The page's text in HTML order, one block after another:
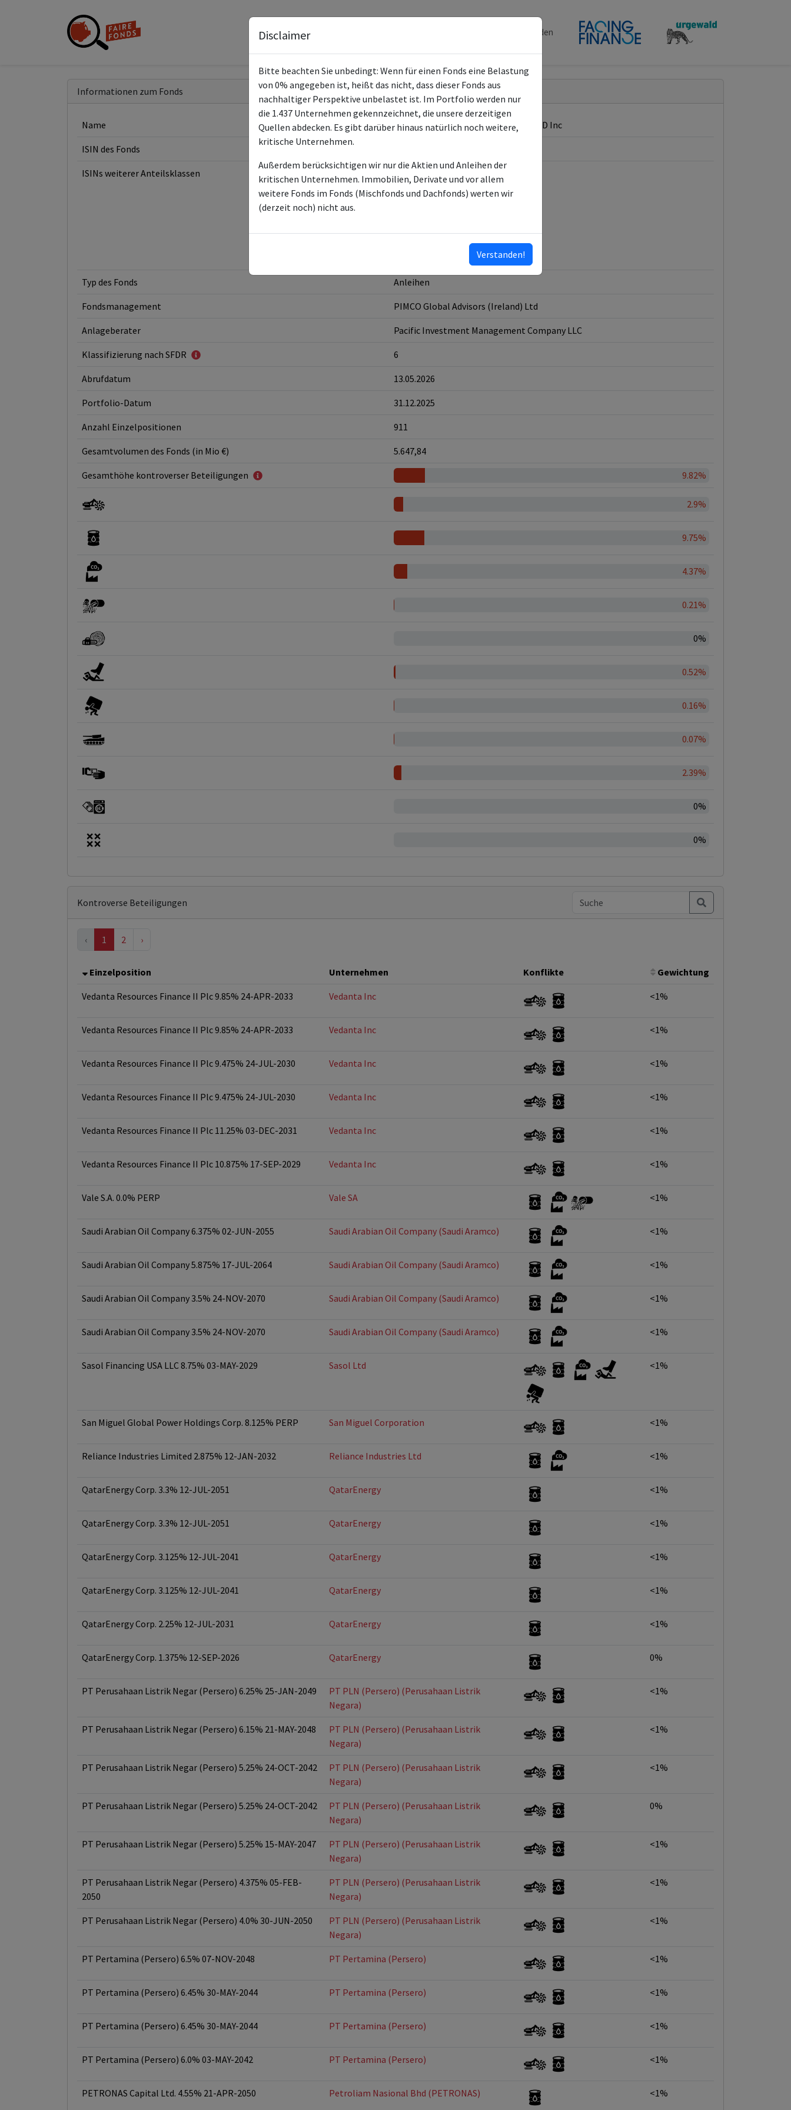
Fonds Spenden
Informationen zum Fonds
Name PIMCO GIS Emerging Mkts Bd E Cl USD Inc
ISIN des Fonds
ISINs weiterer Anteilsklassen
IE0030759975
IE0030760205
IE000B523GJ7
ISINs ausklappen
Typ des Fonds Anleihen
Fondsmanagement PIMCO Global Advisors (Ireland) Ltd
Anlageberater Pacific Investment Management Company LLC
Klassifizierung nach SFDR 6
Abrufdatum 13.05.2026
Portfolio-Datum 31.12.2025
Anzahl Einzelpositionen 911
Gesamtvolumen des Fonds (in Mio €) 5.647,84
Gesamthöhe kontroverser Beteiligungen 9.82%
2.9%
9.75%
4.37%
0.21%
0%
0.52%
0.16%
0.07%
2.39%
0%
0%
Kontroverse Beteiligungen
‹ 1 2 ›
Einzelposition Unternehmen Konflikte Gewichtung
Vedanta Resources Finance II Plc 9.85% 24-APR-2033 Vedanta Inc <1%
Vedanta Resources Finance II Plc 9.85% 24-APR-2033 Vedanta Inc <1%
Vedanta Resources Finance II Plc 9.475% 24-JUL-2030 Vedanta Inc <1%
Vedanta Resources Finance II Plc 9.475% 24-JUL-2030 Vedanta Inc <1%
Vedanta Resources Finance II Plc 11.25% 03-DEC-2031 Vedanta Inc <1%
Vedanta Resources Finance II Plc 10.875% 17-SEP-2029 Vedanta Inc <1%
Vale S.A. 0.0% PERP Vale SA <1%
Saudi Arabian Oil Company 6.375% 02-JUN-2055 Saudi Arabian Oil Company (Saudi Aramco) <1%
Saudi Arabian Oil Company 5.875% 17-JUL-2064 Saudi Arabian Oil Company (Saudi Aramco) <1%
Saudi Arabian Oil Company 3.5% 24-NOV-2070 Saudi Arabian Oil Company (Saudi Aramco) <1%
Saudi Arabian Oil Company 3.5% 24-NOV-2070 Saudi Arabian Oil Company (Saudi Aramco) <1%
Sasol Financing USA LLC 8.75% 03-MAY-2029 Sasol Ltd <1%
San Miguel Global Power Holdings Corp. 8.125% PERP San Miguel Corporation <1%
Reliance Industries Limited 2.875% 12-JAN-2032 Reliance Industries Ltd <1%
QatarEnergy Corp. 3.3% 12-JUL-2051 QatarEnergy <1%
QatarEnergy Corp. 3.3% 12-JUL-2051 QatarEnergy <1%
QatarEnergy Corp. 3.125% 12-JUL-2041 QatarEnergy <1%
QatarEnergy Corp. 3.125% 12-JUL-2041 QatarEnergy <1%
QatarEnergy Corp. 2.25% 12-JUL-2031 QatarEnergy <1%
QatarEnergy Corp. 1.375% 12-SEP-2026 QatarEnergy 0%
PT Perusahaan Listrik Negar (Persero) 6.25% 25-JAN-2049
PT PLN (Persero) (Perusahaan Listrik
Negara)
<1%
PT Perusahaan Listrik Negar (Persero) 6.15% 21-MAY-2048
PT PLN (Persero) (Perusahaan Listrik
Negara)
<1%
PT Perusahaan Listrik Negar (Persero) 5.25% 24-OCT-2042
PT PLN (Persero) (Perusahaan Listrik
Negara)
<1%
PT Perusahaan Listrik Negar (Persero) 5.25% 24-OCT-2042
PT PLN (Persero) (Perusahaan Listrik
Negara)
0%
PT Perusahaan Listrik Negar (Persero) 5.25% 15-MAY-2047
PT PLN (Persero) (Perusahaan Listrik
Negara)
<1%
PT Perusahaan Listrik Negar (Persero) 4.375% 05-FEB-
2050
PT PLN (Persero) (Perusahaan Listrik
Negara)
<1%
PT Perusahaan Listrik Negar (Persero) 4.0% 30-JUN-2050
PT PLN (Persero) (Perusahaan Listrik
Negara)
<1%
PT Pertamina (Persero) 6.5% 07-NOV-2048 PT Pertamina (Persero) <1%
PT Pertamina (Persero) 6.45% 30-MAY-2044 PT Pertamina (Persero) <1%
PT Pertamina (Persero) 6.45% 30-MAY-2044 PT Pertamina (Persero) <1%
PT Pertamina (Persero) 6.0% 03-MAY-2042 PT Pertamina (Persero) <1%
PETRONAS Capital Ltd. 4.55% 21-APR-2050 Petroliam Nasional Bhd (PETRONAS) <1%
Disclaimer
Bitte beachten Sie unbedingt: Wenn für einen Fonds eine Belastung
von 0% angegeben ist, heißt das nicht, dass dieser Fonds aus
nachhaltiger Perspektive unbelastet ist. Im Portfolio werden nur
die 1.437 Unternehmen gekennzeichnet, die unsere derzeitigen
Quellen abdecken. Es gibt darüber hinaus natürlich noch weitere,
kritische Unternehmen.
Außerdem berücksichtigen wir nur die Aktien und Anleihen der
kritischen Unternehmen. Immobilien, Derivate und vor allem
weitere Fonds im Fonds (Mischfonds und Dachfonds) werten wir
(derzeit noch) nicht aus.
Verstanden!